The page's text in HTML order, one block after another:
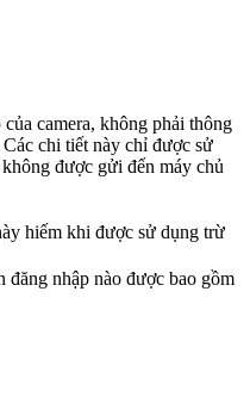
camera, không phải thông
chi tiết này chỉ được sử
được gửi đến máy chủ
hiếm khi được sử dụng trừ
đăng nhập nào được bao gồm